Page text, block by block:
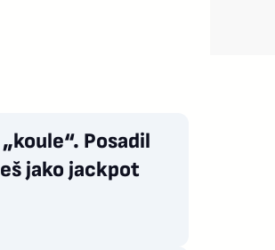
Posadil
jako jackpot